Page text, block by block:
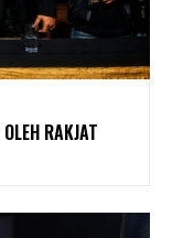
RAKJAT